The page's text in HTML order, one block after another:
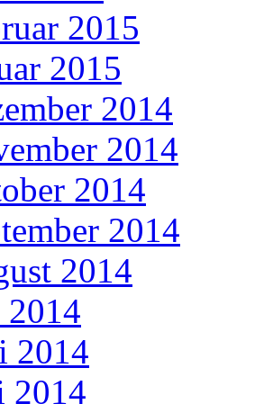
2015
2015
2014
2014
2014
2014
2014
2014
2014